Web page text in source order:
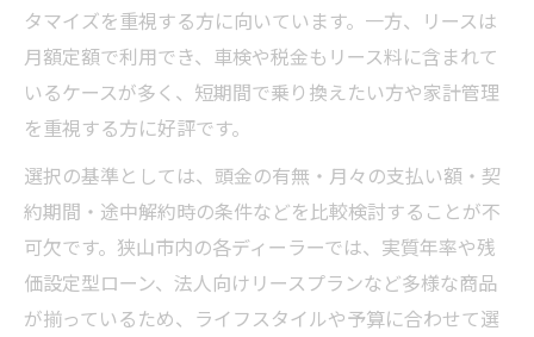
タマイズを重視する方に向いています。一方、リースは
月額定額で利用でき、車検や税金もリース料に含まれて
いるケースが多く、短期間で乗り換えたい方や家計管理
を重視する方に好評です。
選択の基準としては、頭金の有無・月々の支払い額・契
約期間・途中解約時の条件などを比較検討することが不
可欠です。狭山市内の各ディーラーでは、実質年率や残
価設定型ローン、法人向けリースプランなど多様な商品
が揃っているため、ライフスタイルや予算に合わせて選